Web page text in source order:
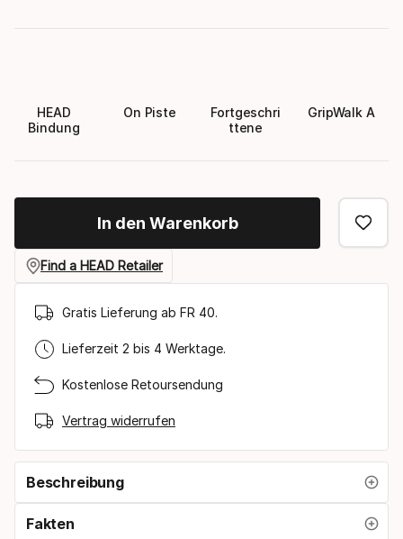
HEAD
Bindung
On Piste
Fortgeschri
ttene
GripWalk A
In den Warenkorb
Find a HEAD Retailer
Gratis Lieferung ab FR 40.
Lieferzeit 2 bis 4 Werktage.
Kostenlose Retoursendung
Vertrag widerrufen
Beschreibung
Fakten